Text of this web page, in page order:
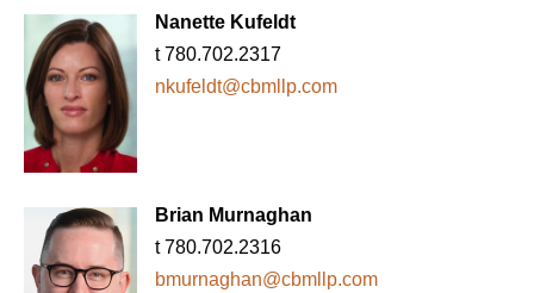
Nanette Kufeldt
t 780.702.2317
nkufeldt@cbmllp.com
Brian Murnaghan
t 780.702.2316
bmurnaghan@cbmllp.com